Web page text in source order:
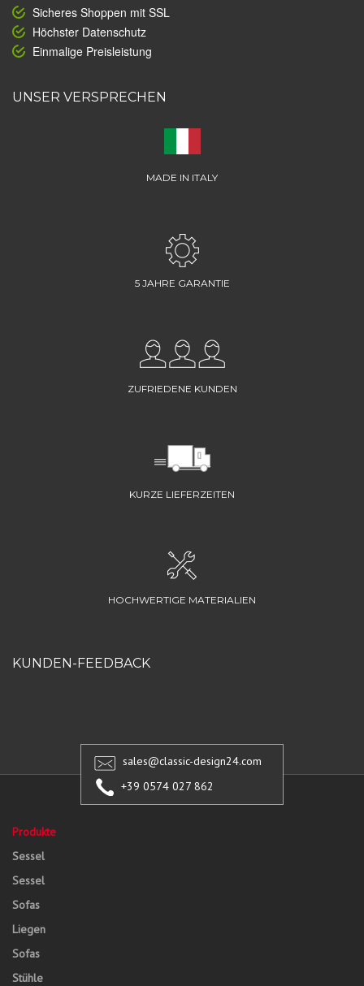
Sicheres Shoppen mit SSL
Höchster Datenschutz
Einmalige Preisleistung
UNSER VERSPRECHEN
MADE IN ITALY
5 JAHRE GARANTIE
ZUFRIEDENE KUNDEN
KURZE LIEFERZEITEN
HOCHWERTIGE MATERIALIEN
KUNDEN-FEEDBACK
sales@classic-design24.com
+39 0574 027 862
Produkte
Sessel
Sessel
Sofas
Liegen
Sofas
Stühle